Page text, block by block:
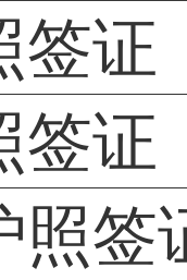
签证
签证
照签